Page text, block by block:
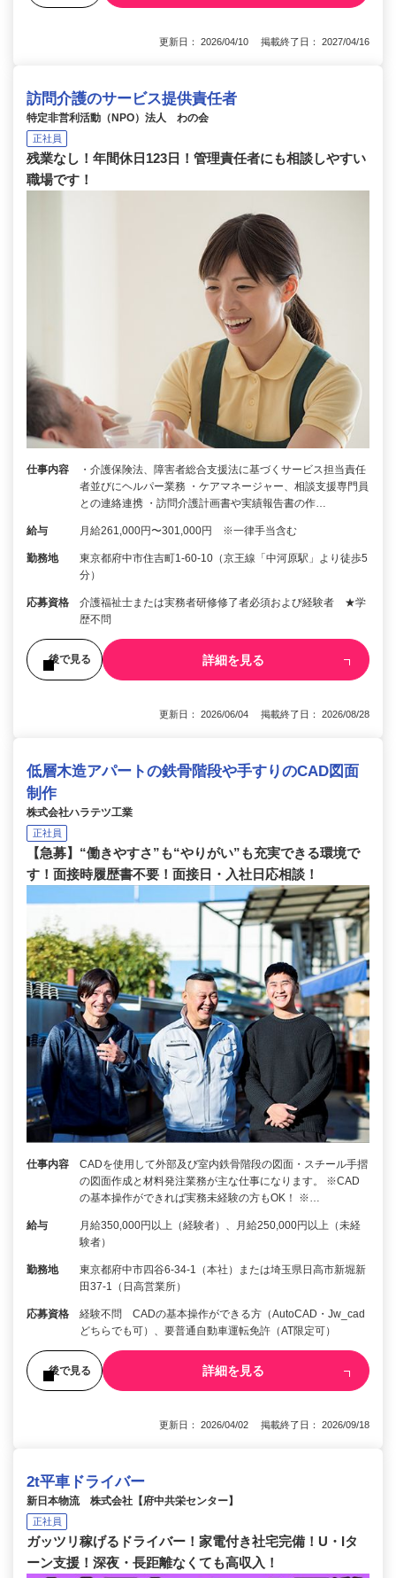
更新日： 2026/04/10 掲載終了日： 2027/04/16
訪問介護のサービス提供責任者
特定非営利活動（NPO）法人 わの会
正社員
残業なし！年間休日123日！管理責任者にも相談しやすい
職場です！
仕事内容
・介護保険法、障害者総合支援法に基づくサービス担当責任
者並びにヘルパー業務 ・ケアマネージャー、相談支援専門員
との連絡連携 ・訪問介護計画書や実績報告書の作…
給与 月給261,000円〜301,000円 ※一律手当含む
勤務地
東京都府中市住吉町1-60-10（京王線「中河原駅」より徒歩5
分）
応募資格
介護福祉士または実務者研修修了者必須および経験者 ★学
歴不問
後で見る 詳細を見る
更新日： 2026/06/04 掲載終了日： 2026/08/28
低層木造アパートの鉄骨階段や手すりのCAD図面
制作
株式会社ハラテツ工業
正社員
【急募】“働きやすさ”も“やりがい”も充実できる環境で
す！面接時履歴書不要！面接日・入社日応相談！
仕事内容
CADを使用して外部及び室内鉄骨階段の図面・スチール手摺
の図面作成と材料発注業務が主な仕事になります。 ※CAD
の基本操作ができれば実務未経験の方もOK！ ※…
給与
月給350,000円以上（経験者）、月給250,000円以上（未経
験者）
勤務地
東京都府中市四谷6-34-1（本社）または埼玉県日高市新堀新
田37-1（日高営業所）
応募資格
経験不問 CADの基本操作ができる方（AutoCAD・Jw_cad
どちらでも可）、要普通自動車運転免許（AT限定可）
後で見る 詳細を見る
更新日： 2026/04/02 掲載終了日： 2026/09/18
2t平車ドライバー
新日本物流 株式会社【府中共栄センター】
正社員
ガッツリ稼げるドライバー！家電付き社宅完備！U・Iタ
ーン支援！深夜・長距離なくても高収入！